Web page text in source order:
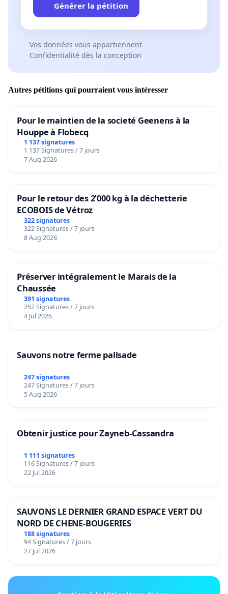
Générer la pétition
Vos données vous appartiennent
Confidentialité dès la conception
Autres pétitions qui pourraient vous intéresser
Pour le maintien de la societé Geenens à la
Houppe à Flobecq
1 137 signatures
1 137 Signatures / 7 jours
7 Aug 2026
Pour le retour des 2’000 kg à la déchetterie
ECOBOIS de Vétroz
322 signatures
322 Signatures / 7 jours
8 Aug 2026
Préserver intégralement le Marais de la
Chaussée
391 signatures
252 Signatures / 7 jours
4 Jul 2026
Sauvons notre ferme pallsade
247 signatures
247 Signatures / 7 jours
5 Aug 2026
Obtenir justice pour Zayneb-Cassandra
1 111 signatures
116 Signatures / 7 jours
22 Jul 2026
SAUVONS LE DERNIER GRAND ESPACE VERT DU
NORD DE CHENE-BOUGERIES
188 signatures
94 Signatures / 7 jours
27 Jul 2026